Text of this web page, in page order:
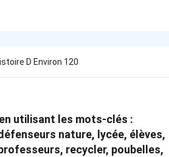
D Environ 120
utilisant les mots-clés :
nature, lycée, élèves,
recycler, poubelles,